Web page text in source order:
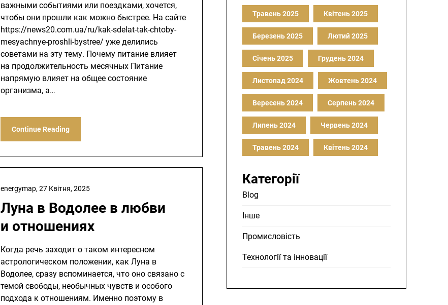
важными событиями или поездками, хочется,
чтобы они прошли как можно быстрее. На сайте
https://news20.com.ua/ru/kak-sdelat-tak-chtoby-
mesyachnye-proshli-bystree/ уже делились
советами на эту тему. Почему питание влияет
на продолжительность месячных Питание
напрямую влияет на общее состояние
организма, а…
Continue Reading
Луна в Водолее в любви
и отношениях
energymap, 27 Квітня, 2025
Когда речь заходит о таком интересном
астрологическом положении, как Луна в
Водолее, сразу вспоминается, что оно связано с
темой свободы, необычных чувств и особого
подхода к отношениям. Именно поэтому в
Травень 2025 Квітень 2025
Березень 2025 Лютий 2025
Січень 2025 Грудень 2024
Листопад 2024 Жовтень 2024
Вересень 2024 Серпень 2024
Липень 2024 Червень 2024
Травень 2024 Квітень 2024
Категорії
Blog
Інше
Промисловість
Технології та інновації